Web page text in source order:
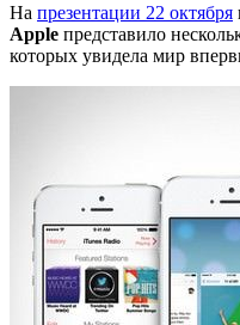
На презентации 22 октября
Apple представило
которых увидела мир